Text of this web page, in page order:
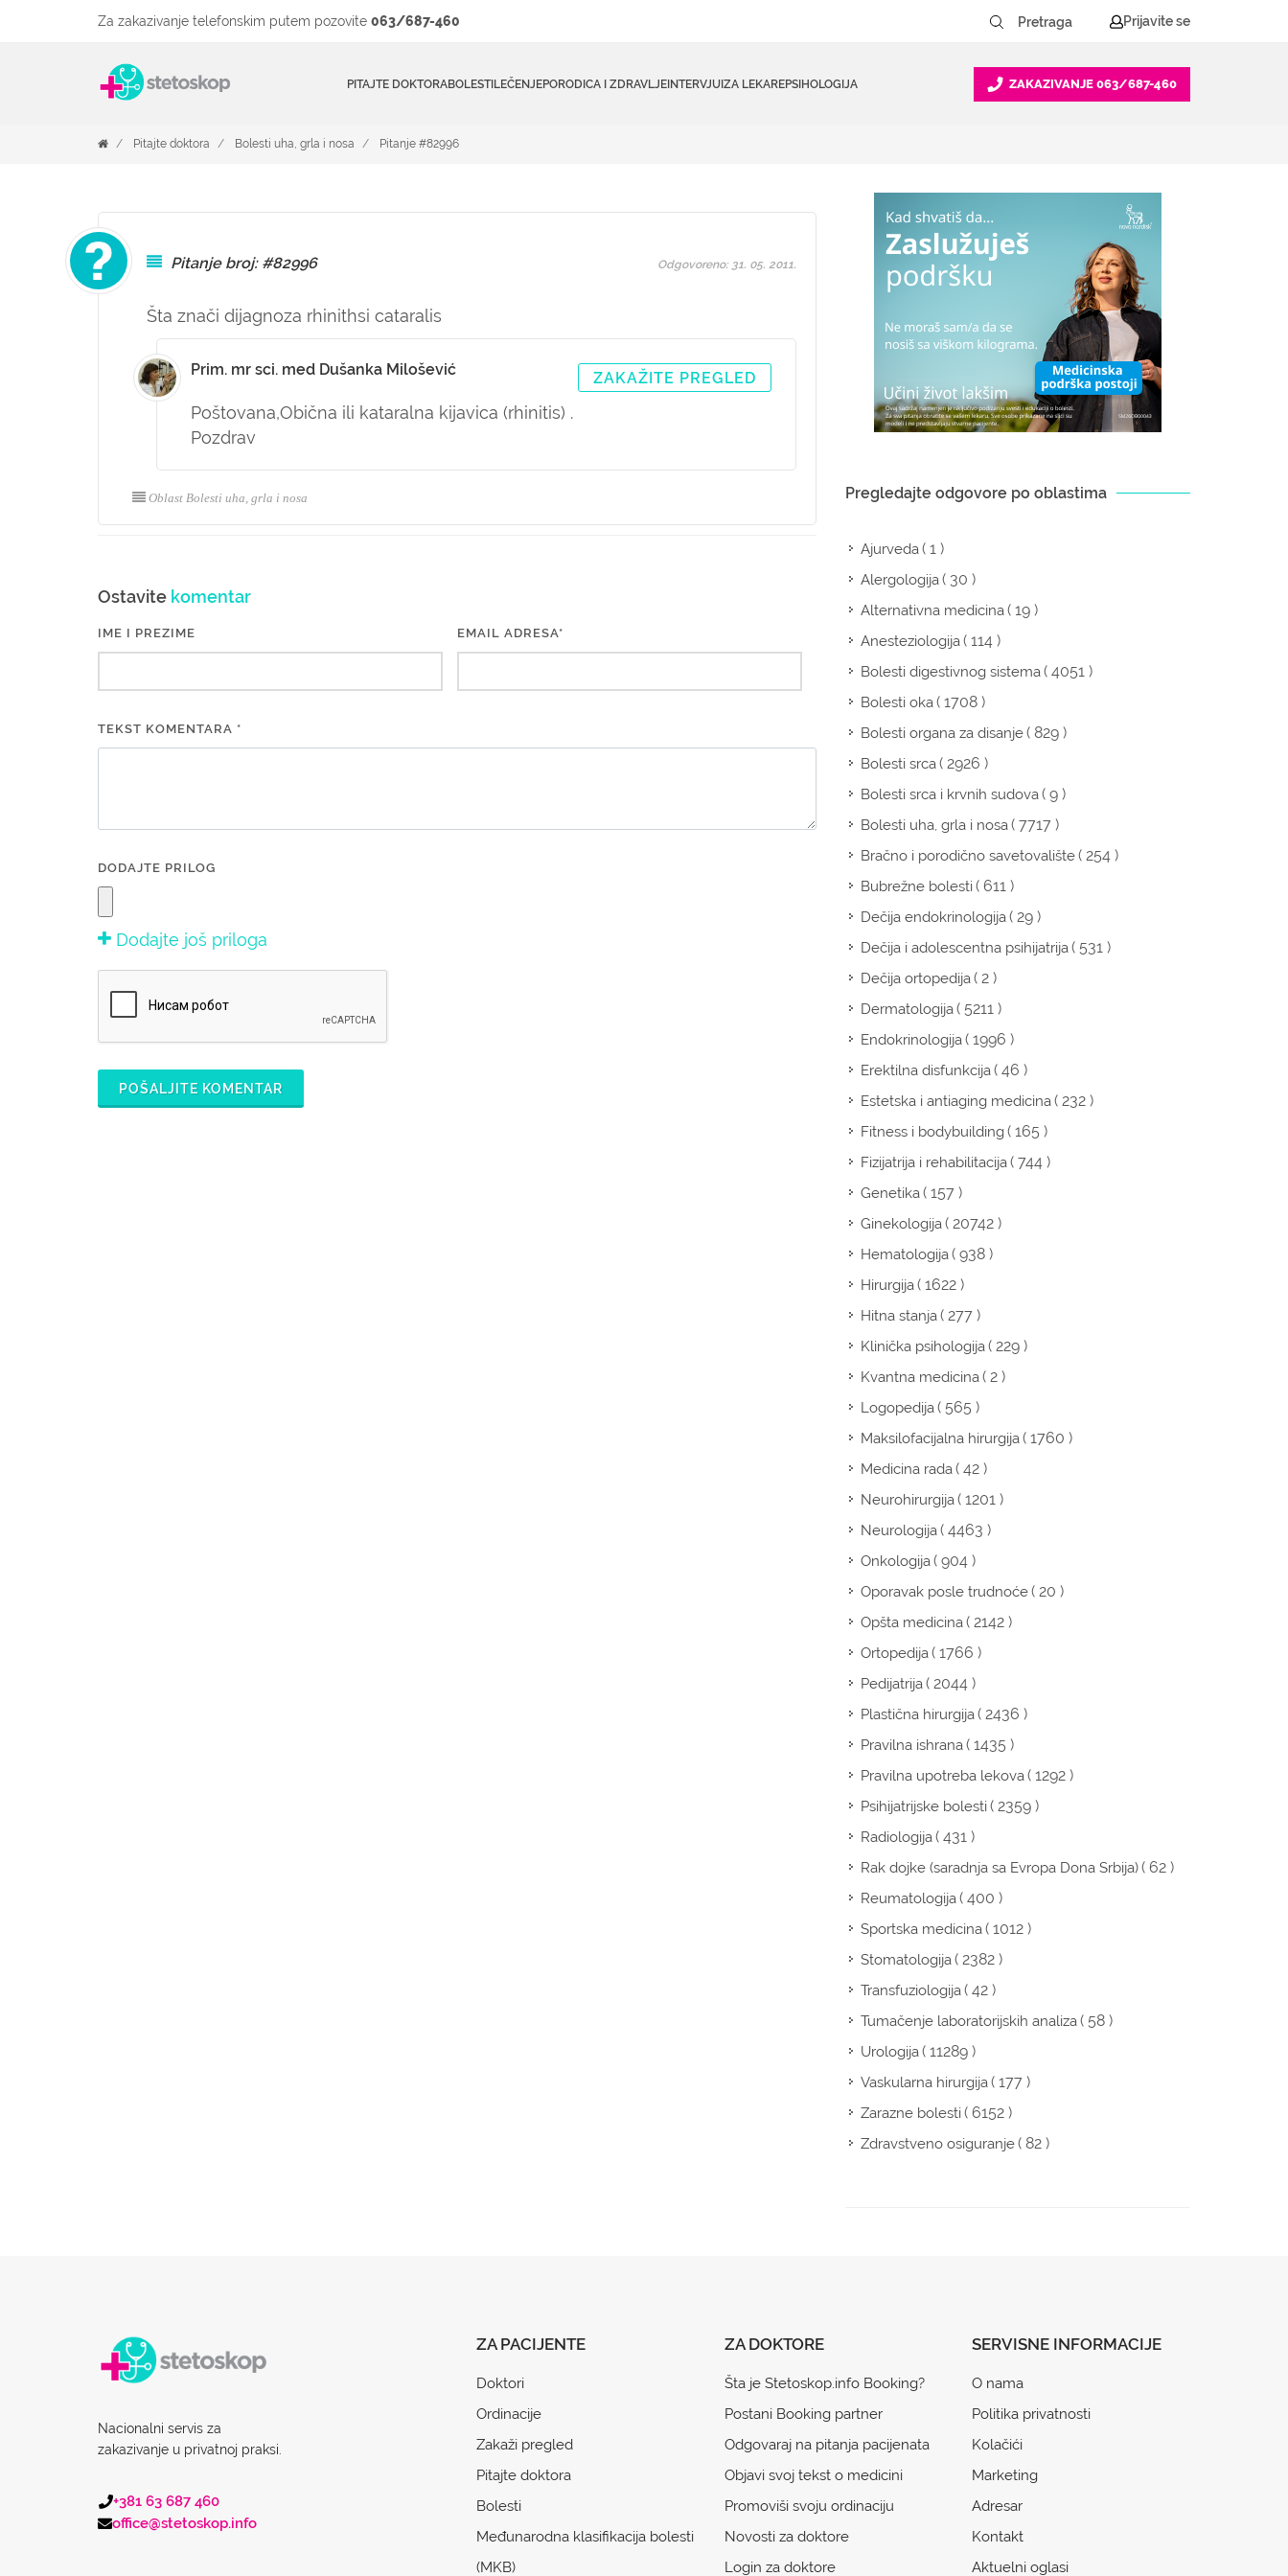
Za zakazivanje telefonskim putem pozovite 063/687-460 Prijavite se
PITAJTE DOKTORABOLESTILEČENJEPORODICA I ZDRAVLJEINTERVJUIZA LEKAREPSIHOLOGIJA ZAKAZIVANJE 063/687-460
Pitajte doktora Bolesti uha, grla i nosa Pitanje #82996
Pitanje broj: #82996
Šta znači dijagnoza rhinithsi cataralis
Odgovoreno: 31. 05. 2011.
Prim. mr sci. med Dušanka Milošević ZAKAŽITE PREGLED
Poštovana,Obična ili kataralna kijavica (rhinitis) .
Pozdrav
Oblast Bolesti uha, grla i nosa
Ostavite komentar
IME I PREZIME EMAIL ADRESA*
TEKST KOMENTARA *
DODAJTE PRILOG
Dodajte još priloga
POŠALJITE KOMENTAR
Pregledajte odgovore po oblastima
Ajurveda( 1 )
Alergologija( 30 )
Alternativna medicina( 19 )
Anesteziologija( 114 )
Bolesti digestivnog sistema( 4051 )
Bolesti oka( 1708 )
Bolesti organa za disanje( 829 )
Bolesti srca( 2926 )
Bolesti srca i krvnih sudova( 9 )
Bolesti uha, grla i nosa( 7717 )
Bračno i porodično savetovalište( 254 )
Bubrežne bolesti( 611 )
Dečija endokrinologija( 29 )
Dečija i adolescentna psihijatrija( 531 )
Dečija ortopedija( 2 )
Dermatologija( 5211 )
Endokrinologija( 1996 )
Erektilna disfunkcija( 46 )
Estetska i antiaging medicina( 232 )
Fitness i bodybuilding( 165 )
Fizijatrija i rehabilitacija( 744 )
Genetika( 157 )
Ginekologija( 20742 )
Hematologija( 938 )
Hirurgija( 1622 )
Hitna stanja( 277 )
Klinička psihologija( 229 )
Kvantna medicina( 2 )
Logopedija( 565 )
Maksilofacijalna hirurgija( 1760 )
Medicina rada( 42 )
Neurohirurgija( 1201 )
Neurologija( 4463 )
Onkologija( 904 )
Oporavak posle trudnoće( 20 )
Opšta medicina( 2142 )
Ortopedija( 1766 )
Pedijatrija( 2044 )
Plastična hirurgija( 2436 )
Pravilna ishrana( 1435 )
Pravilna upotreba lekova( 1292 )
Psihijatrijske bolesti( 2359 )
Radiologija( 431 )
Rak dojke (saradnja sa Evropa Dona Srbija)( 62 )
Reumatologija( 400 )
Sportska medicina( 1012 )
Stomatologija( 2382 )
Transfuziologija( 42 )
Tumačenje laboratorijskih analiza( 58 )
Urologija( 11289 )
Vaskularna hirurgija( 177 )
Zarazne bolesti( 6152 )
Zdravstveno osiguranje( 82 )
Nacionalni servis za
zakazivanje u privatnoj praksi.
+381 63 687 460
office@stetoskop.info
ZA PACIJENTE
Doktori
Ordinacije
Zakaži pregled
Pitajte doktora
Bolesti
Međunarodna klasifikacija bolesti
(MKB)
ZA DOKTORE
Šta je Stetoskop.info Booking?
Postani Booking partner
Odgovaraj na pitanja pacijenata
Objavi svoj tekst o medicini
Promoviši svoju ordinaciju
Novosti za doktore
Login za doktore
SERVISNE INFORMACIJE
O nama
Politika privatnosti
Kolačići
Marketing
Adresar
Kontakt
Aktuelni oglasi